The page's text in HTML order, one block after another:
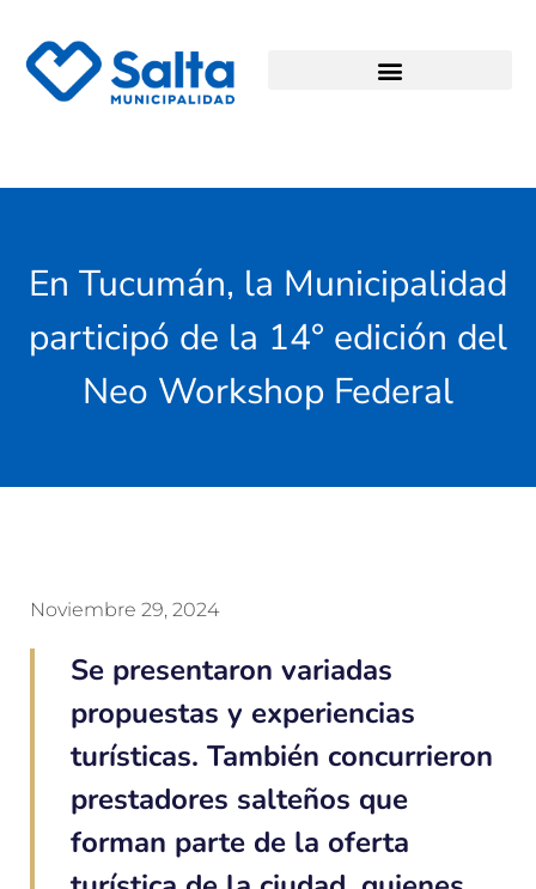
En Tucumán, la Municipalidad
participó de la 14° edición del
Neo Workshop Federal
Noviembre 29, 2024
Se presentaron variadas
propuestas y experiencias
turísticas. También concurrieron
prestadores salteños que
forman parte de la oferta